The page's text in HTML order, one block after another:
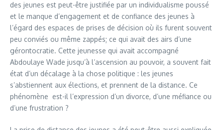
des jeunes est peut-être justifiée par un individualisme poussé
et le manque d’engagement et de confiance des jeunes à
l’égard des espaces de prises de décision où ils furent souvent
peu conviés ou même zappés; ce qui avait des airs d’une
gérontocratie. Cette jeunesse qui avait accompagné
Abdoulaye Wade jusqu’à l’ascension au pouvoir, a souvent fait
état d’un décalage à la chose politique : les jeunes
s’abstiennent aux élections, et prennent de la distance. Ce
phénomène est-il l’expression d’un divorce, d’une méfiance ou
d’une frustration ?